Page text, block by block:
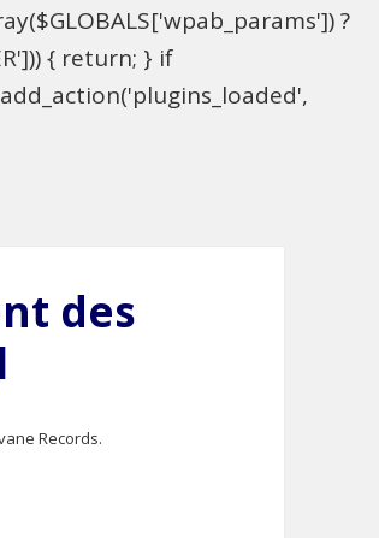
?
{ return; } if
des
Records.